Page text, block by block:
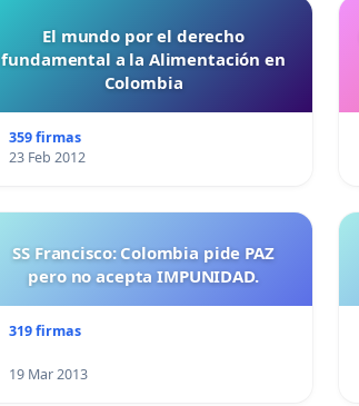
El mundo por el derecho
fundamental a la Alimentación en
Colombia
359 firmas
23 Feb 2012
SS Francisco: Colombia pide PAZ
pero no acepta IMPUNIDAD.
319 firmas
19 Mar 2013